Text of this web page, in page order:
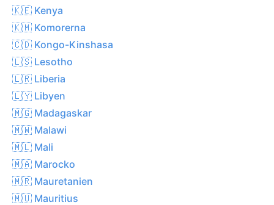
🇰🇪 Kenya
🇰🇲 Komorerna
🇨🇩 Kongo-Kinshasa
🇱🇸 Lesotho
🇱🇷 Liberia
🇱🇾 Libyen
🇲🇬 Madagaskar
🇲🇼 Malawi
🇲🇱 Mali
🇲🇦 Marocko
🇲🇷 Mauretanien
🇲🇺 Mauritius